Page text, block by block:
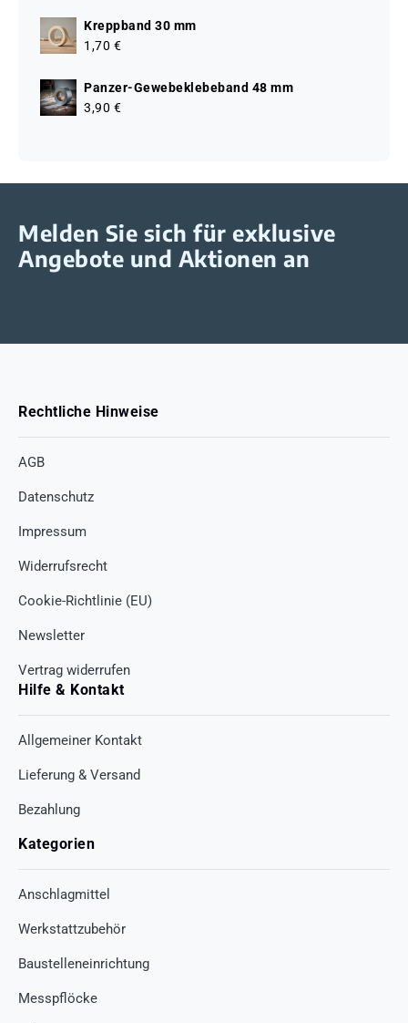
Kreppband 30 mm
1,70 €
Panzer-Gewebeklebeband 48 mm
3,90 €
Melden Sie sich für exklusive
Angebote und Aktionen an
Rechtliche Hinweise
AGB
Datenschutz
Impressum
Widerrufsrecht
Cookie-Richtlinie (EU)
Newsletter
Vertrag widerrufen
Hilfe & Kontakt
Allgemeiner Kontakt
Lieferung & Versand
Bezahlung
Kategorien
Anschlagmittel
Werkstattzubehör
Baustelleneinrichtung
Messpflöcke